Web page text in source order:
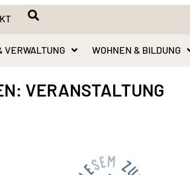
VERWALTUNG WOHNEN & BILDUNG
VERANSTALTUNG